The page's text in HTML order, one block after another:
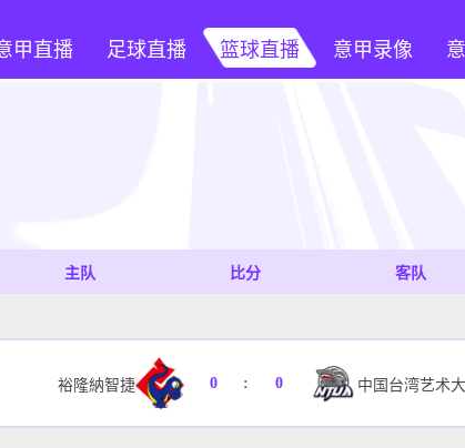
甲直播 足球直播 篮球直播 意甲录像
主队 比分 客队
裕隆納智捷 0 : 0 中国台湾艺术